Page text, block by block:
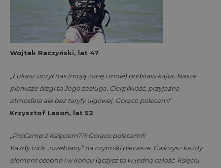
Wojtek Raczyński, lat 47
„Łukasz uczył nas (moją żonę i mnie) podstaw kajta. Nasze
pierwsze ślizgi to Jego zasługa. Cierpliwość, przyjazna
atmosfera ale bez taryfy ulgowej. Gorąco polecam!”
Krzysztof Lasoń, lat 52
„ProCamp z Księciem??!! Gorąco polecam!!!
Każdy trick „rozebrany” na czynniki pierwsze. Ćwiczysz każdy
element osobno i w końcu łączysz to w jedną całość. Księciu